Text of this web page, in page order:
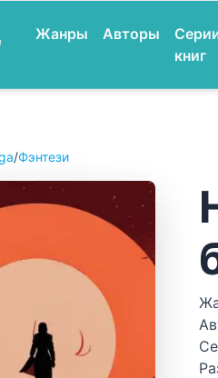
Жанры Авторы
книг
/Фэнтези